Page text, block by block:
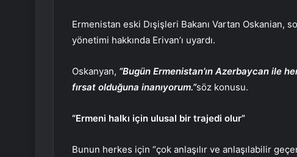
Ermenistan eski Dışişleri Bakanı Vartan Oskanian,
yönetimi hakkında Erivan’ı uyardı.
Oskanyan, “Bugün Ermenistan’ın Azerbaycan ile
fırsat olduğuna inanıyorum.”söz konusu.
“Ermeni halkı için ulusal bir trajedi olur”
Bunun herkes için “çok anlaşılır ve anlaşılabilir